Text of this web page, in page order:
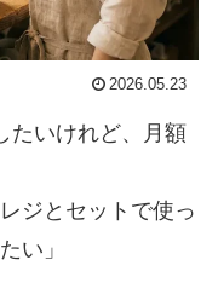
2026.05.23
たいけれど、月額
ジとセットで使っ
い」